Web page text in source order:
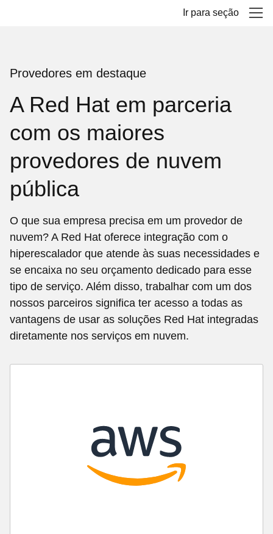
Ir para seção
Provedores em destaque
A Red Hat em parceria
com os maiores
provedores de nuvem
pública
O que sua empresa precisa em um provedor de
nuvem? A Red Hat oferece integração com o
hiperescalador que atende às suas necessidades e
se encaixa no seu orçamento dedicado para esse
tipo de serviço. Além disso, trabalhar com um dos
nossos parceiros significa ter acesso a todas as
vantagens de usar as soluções Red Hat integradas
diretamente nos serviços em nuvem.